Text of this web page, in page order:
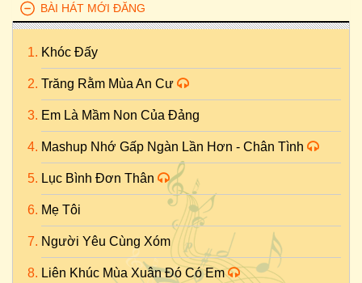
BÀI HÁT MỚI ĐĂNG
Khóc Đấy
Trăng Rằm Mùa An Cư
Em Là Mầm Non Của Đảng
Mashup Nhớ Gấp Ngàn Lần Hơn - Chân Tình
Lục Bình Đơn Thân
Mẹ Tôi
Người Yêu Cùng Xóm
Liên Khúc Mùa Xuân Đó Có Em